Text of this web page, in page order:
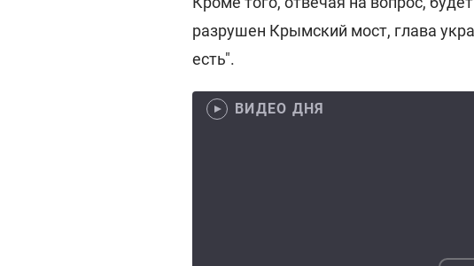
разрушен Крымский мост, глава
есть".
ВИДЕО ДНЯ